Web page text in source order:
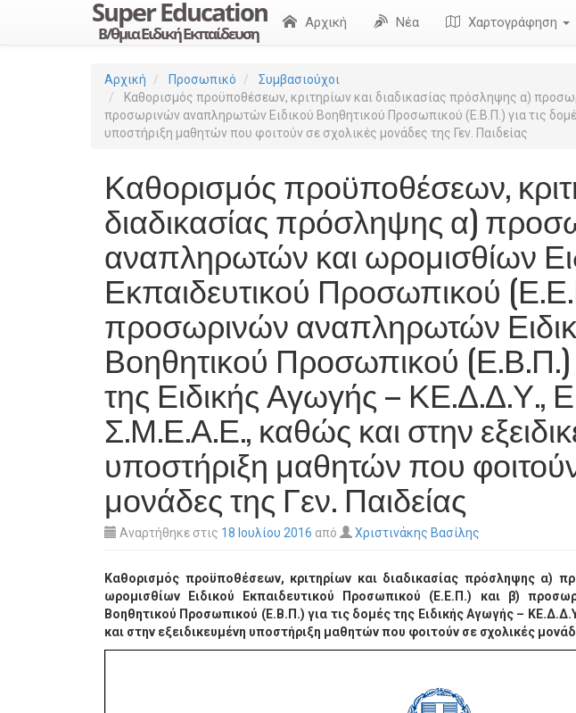
Αρχική Νέα Χαρτογράφηση
Αρχική Προσωπικό
Συμβασιούχοι
Καθορισμός προϋποθέσεων, κριτηρίων και διαδικασίας πρόσληψης α)
προσωρινών αναπληρωτών Ειδικού Βοηθητικού Προσωπικού (Ε.Β.Π.) για τις
υποστήριξη μαθητών που φοιτούν σε σχολικές μονάδες της Γεν. Παιδείας
Καθορισμός προϋποθέσεων,
διαδικασίας πρόσληψης α)
αναπληρωτών και ωρομισθίων
Εκπαιδευτικού Προσωπικού
προσωρινών αναπληρωτών
Βοηθητικού Προσωπικού (Ε.Β.Π.)
της Ειδικής Αγωγής – ΚΕ.Δ.Δ.Υ.,
Σ.Μ.Ε.Α.Ε., καθώς και στην
υποστήριξη μαθητών που
μονάδες της Γεν. Παιδείας
Αναρτήθηκε στις 18 Ιουλίου 2016 από Χριστινάκης Βασίλης
Καθορισμός προϋποθέσεων, κριτηρίων και διαδικασίας πρόσληψης α)
ωρομισθίων Ειδικού Εκπαιδευτικού Προσωπικού (Ε.Ε.Π.) και β)
Βοηθητικού Προσωπικού (Ε.Β.Π.) για τις δομές της Ειδικής Αγωγής –
και στην εξειδικευμένη υποστήριξη μαθητών που φοιτούν σε σχολικές